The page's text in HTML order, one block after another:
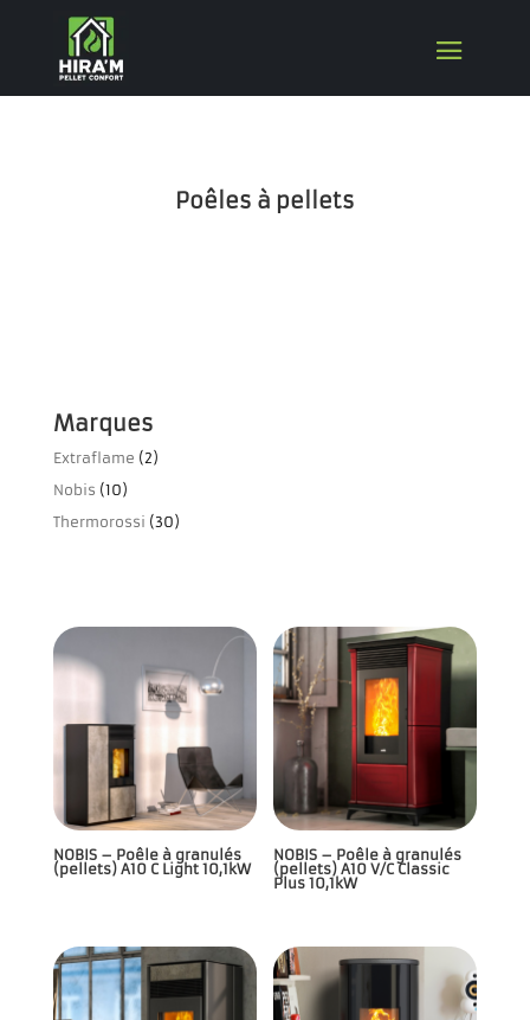
Poêles à pellets
Marques
Extraflame (2)
Nobis (10)
Thermorossi (30)
NOBIS – Poêle à granulés
(pellets) A10 C Light 10,1kW
NOBIS – Poêle à granulés
(pellets) A10 V/C Classic
Plus 10,1kW